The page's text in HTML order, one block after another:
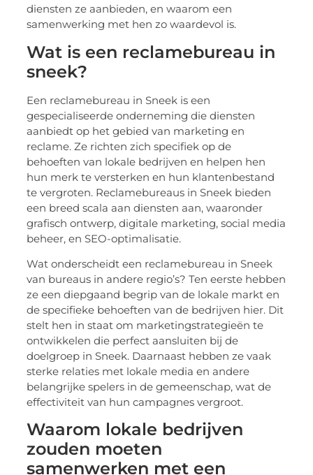
diensten ze aanbieden, en waarom een
samenwerking met hen zo waardevol is.
Wat is een reclamebureau in
sneek?
Een reclamebureau in Sneek is een
gespecialiseerde onderneming die diensten
aanbiedt op het gebied van marketing en
reclame. Ze richten zich specifiek op de
behoeften van lokale bedrijven en helpen hen
hun merk te versterken en hun klantenbestand
te vergroten. Reclamebureaus in Sneek bieden
een breed scala aan diensten aan, waaronder
grafisch ontwerp, digitale marketing, social media
beheer, en SEO-optimalisatie.
Wat onderscheidt een reclamebureau in Sneek
van bureaus in andere regio’s? Ten eerste hebben
ze een diepgaand begrip van de lokale markt en
de specifieke behoeften van de bedrijven hier. Dit
stelt hen in staat om marketingstrategieën te
ontwikkelen die perfect aansluiten bij de
doelgroep in Sneek. Daarnaast hebben ze vaak
sterke relaties met lokale media en andere
belangrijke spelers in de gemeenschap, wat de
effectiviteit van hun campagnes vergroot.
Waarom lokale bedrijven
zouden moeten
samenwerken met een